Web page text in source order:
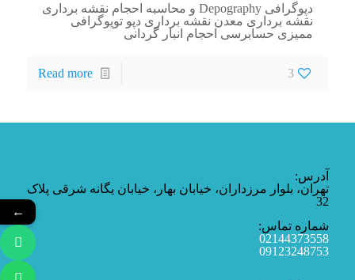
دپوگرافی Depography و محاسبه احجام نقشه برداری
نقشه برداری معدن نقشه برداری دپو توپوگرافی
ممیزی حسابرسی احجام انبار گردانی
3
Read more
آدرس:
تهران، بلوار مرزداران، خیابان بهار، خیابان یگانه شرقی پلاک
32
شماره تماس:
02144373558
09123248753
←